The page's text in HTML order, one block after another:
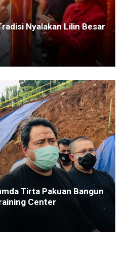
Nyalakan Lilin Besar
Tirta Pakuan Bangun
Center